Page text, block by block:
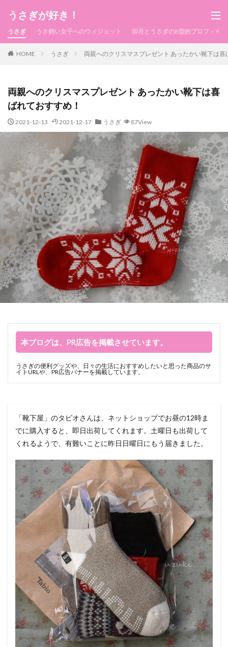
うさぎが好き！
うさぎ うさ飼い女子へのウィジェット 卯月とうさぎのB型的プロフィール
HOME うさぎ 両親へのクリスマスプレゼント あったかい靴下は喜
両親へのクリスマスプレゼント あったかい靴下は喜
ばれておすすめ！
2021-12-13 2021-12-17 うさぎ 87View
本ブログは、PR広告を掲載させています。
うさぎの便利グッズや、日々の生活におすすめしたいと思った商品のサ
イトURLや、PR広告バナーを掲載しています。
「靴下屋」のタビオさんは、ネットショップでお昼の12時ま
でに購入すると、即日出荷してくれます。土曜日も出荷して
くれるようで、有難いことに昨日日曜日にもう届きました。